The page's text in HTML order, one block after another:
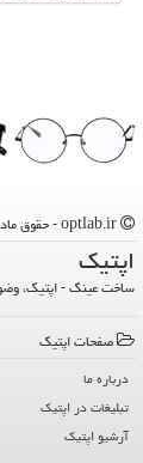
اپتیك
ساخت عینک - اپتیک،
صفحات اپتیك
درباره ما
تبلیغات در اپتیك
آرشیو اپتیك